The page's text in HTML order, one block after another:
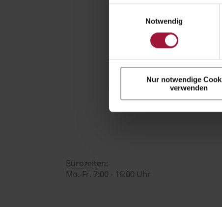
Notwendig
Nur notwendige
verwenden
office@huberslandhendl.at
Bürozeiten:
Mo.-Fr. 7:00 - 16:00 Uhr